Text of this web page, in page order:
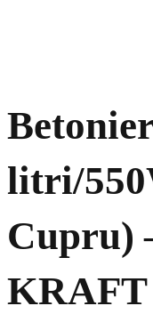
litri/
Cupru)
KRAFT